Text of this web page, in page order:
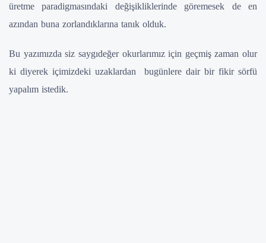
üretme paradigmasındaki değişikliklerinde göremesek de en
azından buna zorlandıklarına tanık olduk.
Bu yazımızda siz saygıdeğer okurlarımız için geçmiş zaman olur
ki diyerek içimizdeki uzaklardan bugünlere dair bir fikir sörfü
yapalım istedik.